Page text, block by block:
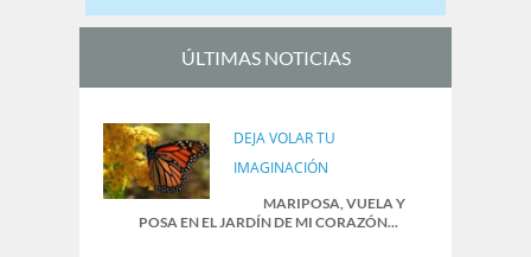
ÚLTIMAS NOTICIAS
DEJA VOLAR TU
IMAGINACIÓN
MARIPOSA, VUELA Y
POSA EN EL JARDÍN DE MI CORAZÓN...